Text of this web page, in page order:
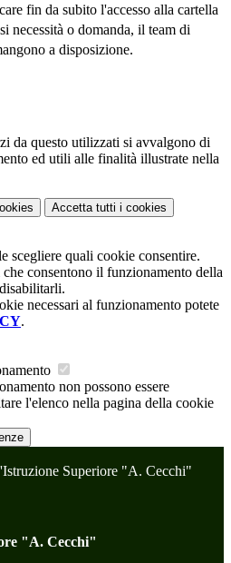
fin da subito l'accesso alla cartella
necessità o domanda, il team di
a disposizione.
da questo utilizzati si avvalgono di
ed utili alle finalità illustrate nella
Accetta tutti i cookies
scegliere quali cookie consentire.
consentono il funzionamento della
necessari al funzionamento potete
.
non possono essere
l'elenco nella pagina della cookie
Superiore "A. Cecchi"
"A. Cecchi"